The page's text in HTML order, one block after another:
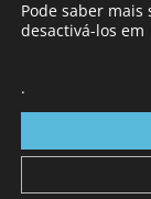
Com sede
a sul de distrito
toda a região
Pode saber
desactivá-los em
.